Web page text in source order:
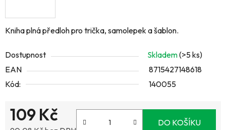
Kniha plná předloh pro trička, samolepek a šablon.
Dostupnost Skladem(>5 ks)
EAN
8715427148618
Kód:
140055
109 Kč DO KOŠÍKU